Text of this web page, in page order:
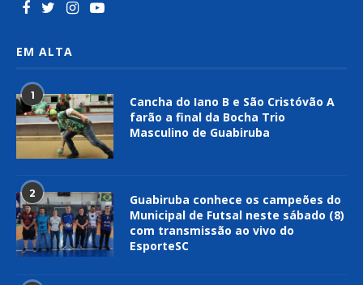
EM ALTA
1
Cancha do Iano B e São Cristóvão A
farão a final da Bocha Trio
Masculino de Guabiruba
2
Guabiruba conhece os campeões do
Municipal de Futsal neste sábado (8)
com transmissão ao vivo do
EsporteSC